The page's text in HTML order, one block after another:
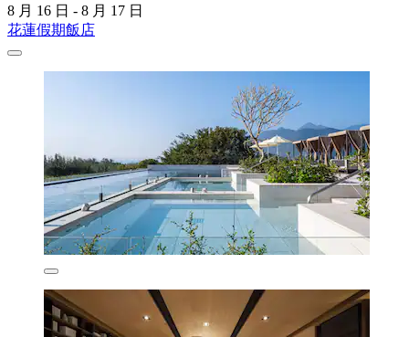
8 月 16 日 - 8 月 17 日
花蓮假期飯店